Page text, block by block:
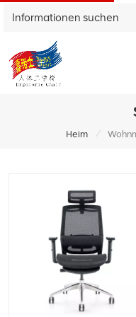
Heim /